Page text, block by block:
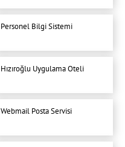
Personel Bilgi Sistemi
Hızıroğlu Uygulama Oteli
Webmail Posta Servisi